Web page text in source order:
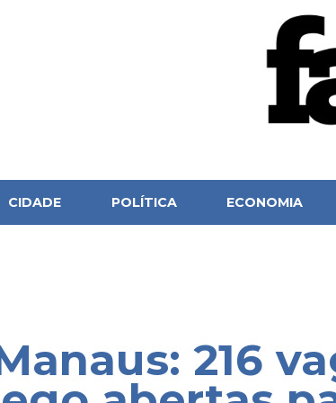
CIDADE POLÍTICA ECONOMIA
216